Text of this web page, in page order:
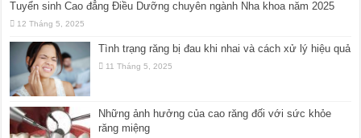
Tuyển sinh Cao đẳng Điều Dưỡng chuyên ngành Nha khoa năm 2025
12 Tháng 5, 2025
Tình trạng răng bị đau khi nhai và cách xử lý hiệu quả
11 Tháng 5, 2025
Những ảnh hưởng của cao răng đối với sức khỏe
răng miệng